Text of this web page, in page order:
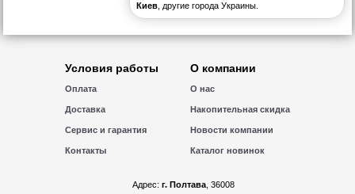
Киев , другие города Украины.
Условия работы
Оплата
Доставка
Сервис и гарантия
Контакты
О компании
О нас
Накопительная скидка
Новости компании
Каталог новинок
Адрес: г. Полтава, 36008